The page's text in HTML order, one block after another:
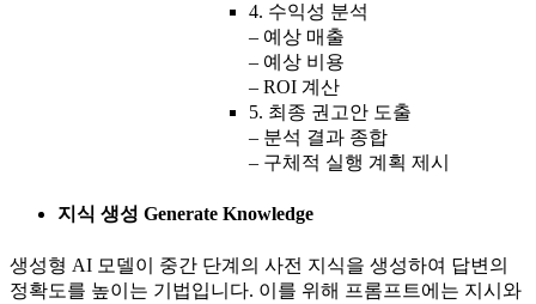
4. 수익성 분석
– 예상 매출
– 예상 비용
– ROI 계산
5. 최종 권고안 도출
– 분석 결과 종합
– 구체적 실행 계획 제시
지식 생성 Generate Knowledge
생성형 AI 모델이 중간 단계의 사전 지식을 생성하여 답변의
정확도를 높이는 기법입니다. 이를 위해 프롬프트에는 지시와